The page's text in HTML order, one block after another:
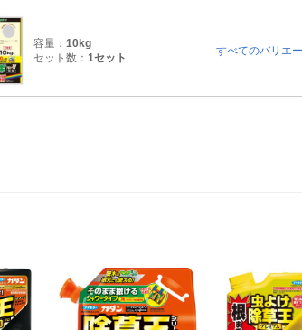
容量： 10kg
セット数： 1セット
すべてのバリエ